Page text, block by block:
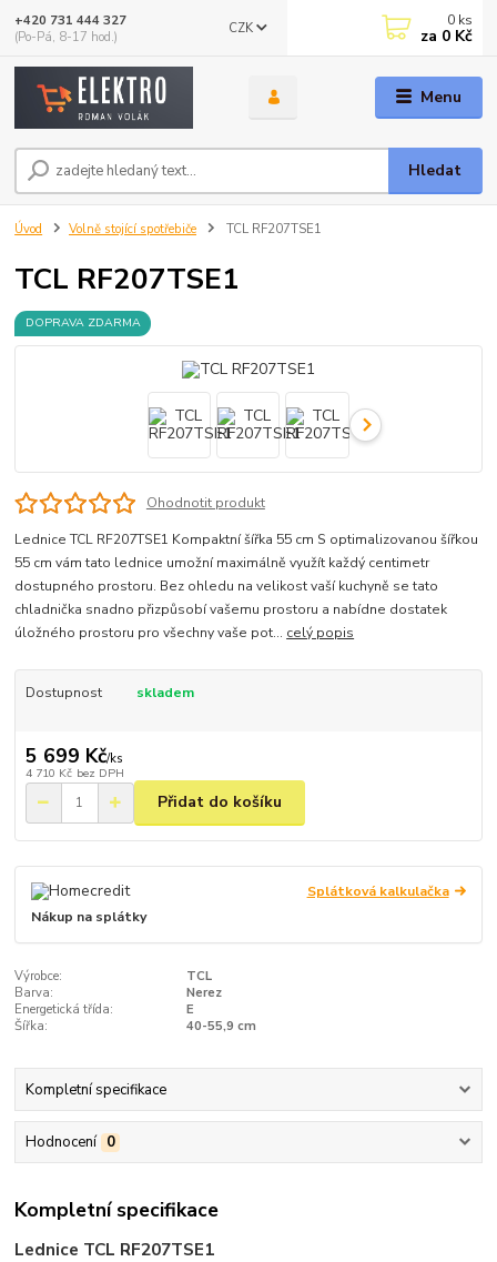
Menu
CZK
Hledat
+420 731 444 327
(Po-Pá, 8-17 hod.)
0 ks
za 0 Kč
Úvod Volně stojící spotřebiče TCL RF207TSE1
TCL RF207TSE1
DOPRAVA ZDARMA
Ohodnotit produkt
Lednice TCL RF207TSE1 Kompaktní šířka 55 cm S optimalizovanou šířkou
55 cm vám tato lednice umožní maximálně využít každý centimetr
dostupného prostoru. Bez ohledu na velikost vaší kuchyně se tato
chladnička snadno přizpůsobí vašemu prostoru a nabídne dostatek
úložného prostoru pro všechny vaše pot... celý popis
Dostupnost skladem
5 699 Kč/ks
4 710 Kč bez DPH
Přidat do košíku
Splátková kalkulačka
Nákup na splátky
Výrobce:
TCL
Barva:
Nerez
Energetická třída:
E
Šířka:
40-55,9 cm
Kompletní specifikace
Hodnocení 0
Kompletní specifikace
Lednice TCL RF207TSE1